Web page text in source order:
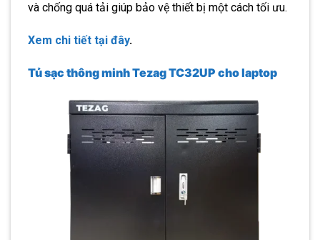
và chống quá tải giúp bảo vệ thiết bị một cách tối ưu.
Xem chi tiết tại đây.
Tủ sạc thông minh Tezag TC32UP cho laptop